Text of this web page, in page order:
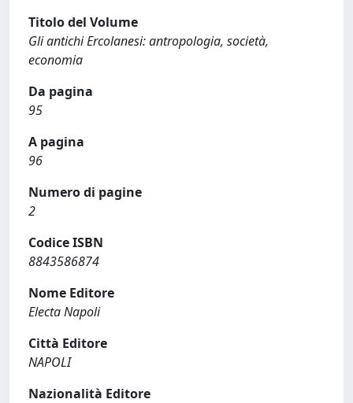
Titolo del Volume
Gli antichi Ercolanesi: antropologia, società,
economia
Da pagina
95
A pagina
96
Numero di pagine
2
Codice ISBN
8843586874
Nome Editore
Electa Napoli
Città Editore
NAPOLI
Nazionalità Editore